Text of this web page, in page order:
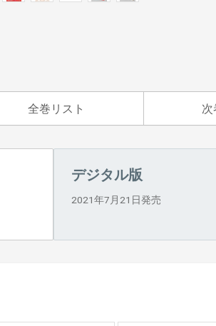
全巻リスト 次
デジタル版
2021年7月21日発売